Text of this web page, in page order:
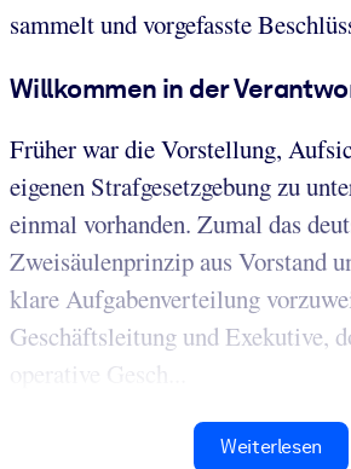
sammelt und vorgefasste
Willkommen in der
Früher war die Vorstellung,
eigenen Strafgesetzgebung zu
einmal vorhanden. Zumal das
Zweisäulenprinzip aus Vorstand
klare Aufgabenverteilung
Geschäftsleitung und Exekutive,
operative Gesch...
Weiterlesen